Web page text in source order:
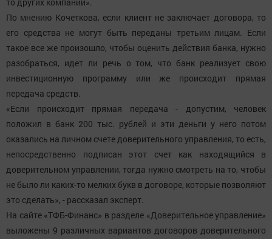
По мнению Кочеткова, если клиент не заключает договора, то
его средства не могут быть переданы третьим лицам. Если
такое все же произошло, чтобы оценить действия банка, нужно
разобраться, идет ли речь о том, что банк реализует свою
инвестиционную программу или же происходит прямая
передача средств.
«Если происходит прямая передача - допустим, человек
положил в банк 200 тыс. рублей и эти деньги у него потом
оказались на личном счете доверительного управления, то есть,
непосредственно подписан этот счет как находящийся в
доверительном управлении, тогда нужно смотреть на то, чтобы
не было ли каких-то мелких букв в договоре, которые позволяют
это сделать», - рассказал эксперт.
На сайте «ТФБ-Финанс» в разделе «Доверительное управление»
выложены 9 различных вариантов договоров доверительного